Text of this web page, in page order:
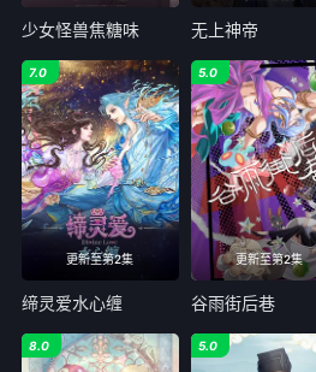
少女怪兽焦糖味 无上神帝
更新至第2集
7.0
缔灵爱水心缠
更新至第2集
5.0
谷雨街后巷
8.0 5.0